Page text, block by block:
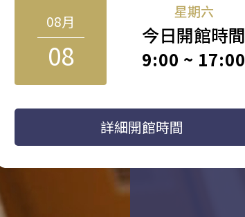
08月
08
星期六
今日開館時間
9:00 ~ 17:00
詳細開館時間